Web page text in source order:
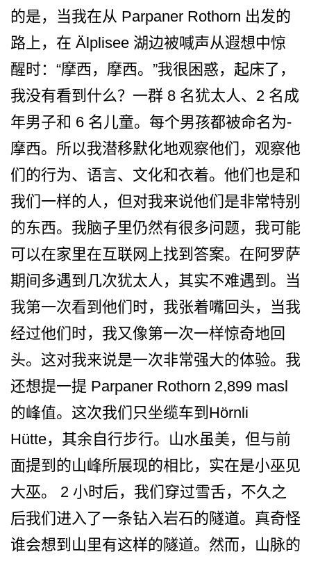
的是，当我在从 Parpaner Rothorn 出发的
路上，在 Älplisee 湖边被喊声从遐想中惊
醒时：­“摩西，摩西。”我很困惑，起床了，
我没有看到什么­？一群 8 名犹太人、2 名成
年男子和 6 名儿童。每个男孩都被命名为­
摩西。所以我潜移默化地观察他们，观察他
们的行为、­语言、文化和衣着。他们也是和
我们一样的人，但对我­来说他们是非常特别
的东西。我脑子里仍然有很多问题­，我可能
可以在家里在互联网上找到答案。在阿罗萨
期­间多遇到几次犹太人，其实不难遇到。当
我第一次看到­他们时，我张着嘴回头，当我
经过他们时，我又像第一­次一样惊奇地回
头。这对我来说是一次非常强大的体验­。我
还想提一提 Parpaner Rothorn 2,899 masl
的峰值。这次我们只坐缆车到Hörnli
Hütte，其余自行步行。­山水虽美，但与前
面提到的山峰所展现的相比，实在是­小巫见
大巫。 2 小时后，我们穿过雪舌，不久­之
后我们进入了一条钻入岩石的隧道。真奇怪
谁会想到­山里有这样的隧道。然而，山脉的